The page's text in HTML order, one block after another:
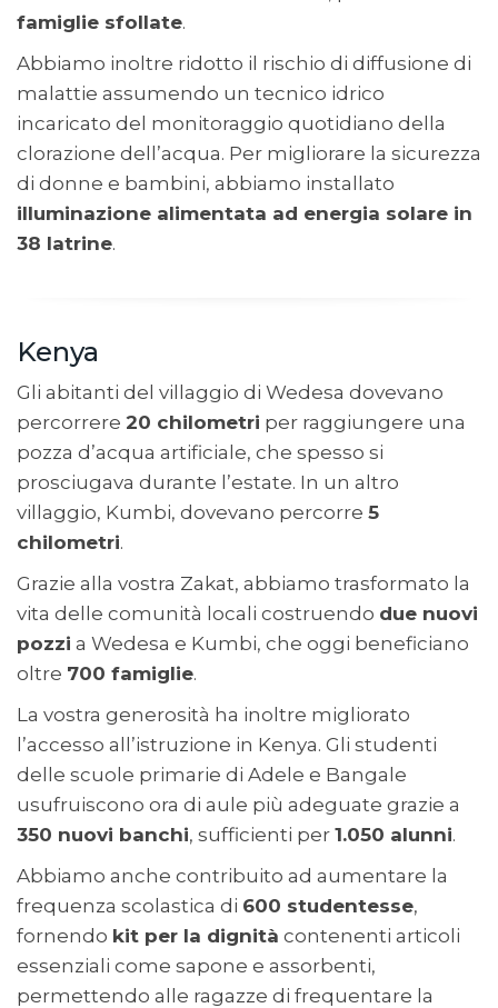
famiglie sfollate.
Abbiamo inoltre ridotto il rischio di diffusione di
malattie assumendo un tecnico idrico
incaricato del monitoraggio quotidiano della
clorazione dell’acqua. Per migliorare la sicurezza
di donne e bambini, abbiamo installato
illuminazione alimentata ad energia solare in
38 latrine.
Kenya
Gli abitanti del villaggio di Wedesa dovevano
percorrere 20 chilometri per raggiungere una
pozza d’acqua artificiale, che spesso si
prosciugava durante l’estate. In un altro
villaggio, Kumbi, dovevano percorre 5
chilometri.
Grazie alla vostra Zakat, abbiamo trasformato la
vita delle comunità locali costruendo due nuovi
pozzi a Wedesa e Kumbi, che oggi beneficiano
oltre 700 famiglie.
La vostra generosità ha inoltre migliorato
l’accesso all’istruzione in Kenya. Gli studenti
delle scuole primarie di Adele e Bangale
usufruiscono ora di aule più adeguate grazie a
350 nuovi banchi, sufficienti per 1.050 alunni.
Abbiamo anche contribuito ad aumentare la
frequenza scolastica di 600 studentesse,
fornendo kit per la dignità contenenti articoli
essenziali come sapone e assorbenti,
permettendo alle ragazze di frequentare la